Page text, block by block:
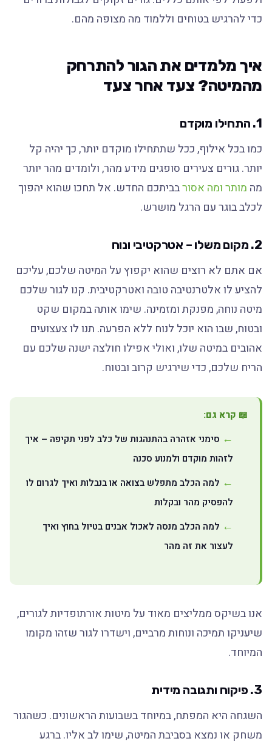
כדי להרגיש בטוחים וללמוד מה מצופה מהם.
איך מלמדים את הגור להתרחק
מהמיטה? צעד אחר צעד
1. התחילו מוקדם
כמו בכל אילוף, ככל שתתחילו מוקדם יותר, כך יהיה קל
יותר. גורים צעירים סופגים מידע מהר, ולומדים מהר יותר
מהמותר ומה אסורבביתכם החדש. אל תחכו שהוא יהפוך
לכלב בוגר עם הרגל מושרש.
2. מקום משלו – אטרקטיבי ונוח
אם אתם לא רוצים שהוא יקפוץ על המיטה שלכם, עליכם
להציע לו אלטרנטיבה טובה ואטרקטיבית. קנו לגור שלכם
מיטה נוחה, מפנקת ומזמינה. שימו אותה במקום שקט
ובטוח, שבו הוא יוכל לנוח ללא הפרעה. תנו לו צעצועים
אהובים במיטה שלו, ואולי אפילו חולצה ישנה שלכם עם
הריח שלכם, כדי שירגיש קרוב ובטוח.
📖 קרא גם:
סימני אזהרה בהתנהגות של כלב לפני תקיפה – איך
לזהות מוקדם ולמנוע סכנה
למה הכלב מתפלש בצואה או בנבלות ואיך לגרום לו
להפסיק מהר ובקלות
למה הכלב מנסה לאכול אבנים בטיול בחוץ ואיך
לעצור את זה מהר
אנו בשיקס ממליצים מאוד על מיטות אורתופדיות לגורים,
שיעניקו תמיכה ונוחות מרביים, וישדרו לגור שזהו מקומו
המיוחד.
3. פיקוח ותגובה מידית
השגחה היא המפתח, במיוחד בשבועות הראשונים. כשהגור
משחק או נמצא בסביבת המיטה, שימו לב אליו. ברגע